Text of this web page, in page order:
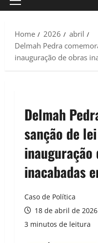
Primary
Home
2026
abril
Delmah Pedra
inauguração de obras
Delmah
sanção de
inauguração
inacabadas
Caso de Política
18 de abril de 2026
3 minutos de leitura